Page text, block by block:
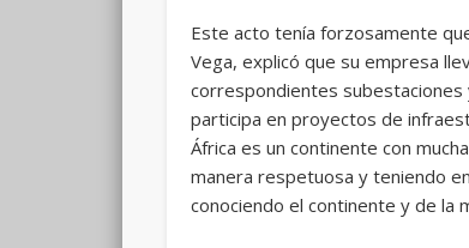
Este acto tenía forzosamente
Vega, explicó que su empresa
correspondientes
participa en proyectos de
África es un continente con
manera respetuosa y teniendo
conociendo el continente y de la